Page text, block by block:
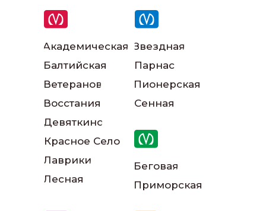
Академическая
Балтийская
Ветеранов
Восстания
Девяткино
Лаврики
Лесная
Звездная
Пионерская
Парнас
Сенная
Беговая
Приморская
Красное Село
Наши инструкторы